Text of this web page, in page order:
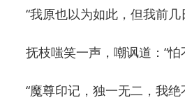
“我原也以为如此，但我前几
抚枝嗤笑一声，嘲讽道：“怕
“魔尊印记，独一无二，我绝